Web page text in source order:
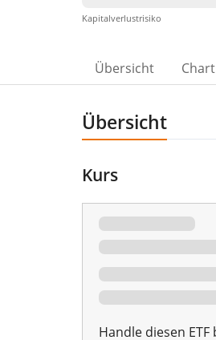
Kapitalverlustrisiko
Übersicht Chart
Übersicht
Kurs
Handle diesen